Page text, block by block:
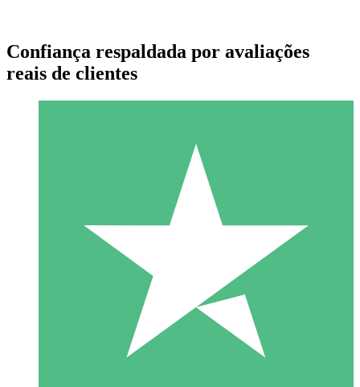
Pacotes de Créditos Individuais
Pague conforme o uso com créditos de download. Sem
1000
Confiança respaldada por avaliações
reais de clientes